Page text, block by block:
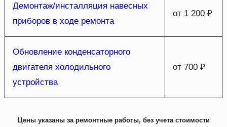
Демонтаж/инсталляция навесных
приборов в ходе ремонта
от 1 200 ₽
Обновление конденсаторного
двигателя холодильного
устройства
от 700 ₽
Цены указаны за ремонтные работы, без учета стоимости